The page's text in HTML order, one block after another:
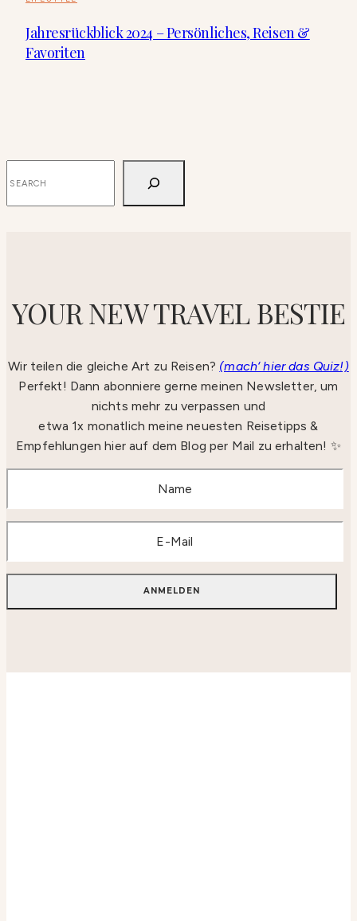
Jahresrückblick 2024 – Persönliches, Reisen &
Favoriten
YOUR NEW TRAVEL BESTIE
Wir teilen die gleiche Art zu Reisen? (mach‘ hier das Quiz!)
Perfekt! Dann abonniere gerne meinen Newsletter, um
nichts mehr zu verpassen und
etwa 1x monatlich meine neuesten Reisetipps &
Empfehlungen hier auf dem Blog per Mail zu erhalten! ✨